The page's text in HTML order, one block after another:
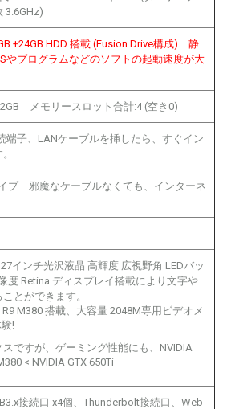
3.6GHz)
+24GB HDD 搭載 (Fusion Drive構成) 静
やプログラムなどのソフトの起動速度が大
メモリースロット合計:4 (空き0)
端子、LANケーブルを挿したら、すぐイン
プ 邪魔なケーブルなくても、インターネ
インチ光沢液晶 高輝度 広視野角 LEDバッ
度 Retina ディスプレイ搭載により文字や
とができます。
M380 搭載、大容量 2048M専用ビデオメ
!
ですが、ゲーミング性能にも、NVIDIA
< NVIDIA GTX 650Ti
接続口 x4個、Thunderbolt接続口、Web